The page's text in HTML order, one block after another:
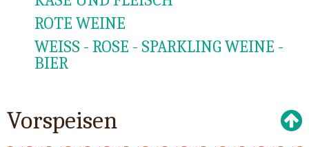
ROTE WEINE
WEISS - ROSE - SPARKLING WEINE -
BIER
Vorspeisen